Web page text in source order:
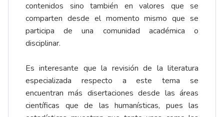
contenidos sino también en valores que se
comparten desde el momento mismo que se
participa de una comunidad académica o
disciplinar.
Es interesante que la revisión de la literatura
especializada respecto a este tema se
encuentran más disertaciones desde las áreas
científicas que de las humanísticas, pues las